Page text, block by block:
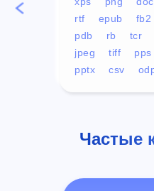
rtf
epub fb2
pdb
rb tcr
jpeg
tiff pps
pptx
csv
Частые